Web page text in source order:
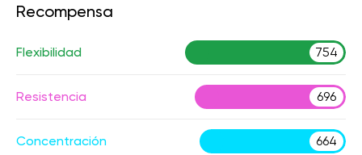
Recompensa
Flexibilidad 754
Resistencia 696
Concentración 664